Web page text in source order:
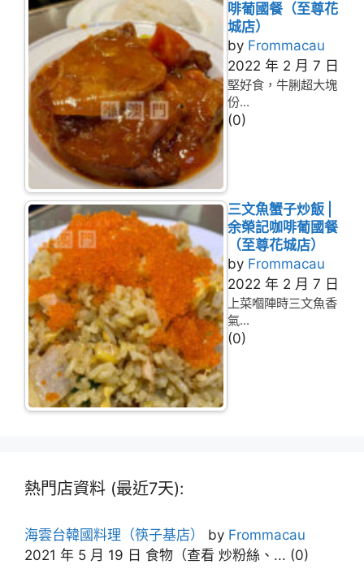
啡葡國餐（至尊花
城店）
by Frommacau
2022 年 2 月 7 日
堅好食，牛脷超大塊
份...
(0)
三文魚蟹子炒飯 |
余榮記咖啡葡國餐
（至尊花城店）
by Frommacau
2022 年 2 月 7 日
上菜嗰陣時三文魚香
氣...
(0)
熱門店資料 (最近7天):
海雲台韓國料理（筷子基店） by Frommacau
2021 年 5 月 19 日 食物（查看 炒粉絲、... (0)